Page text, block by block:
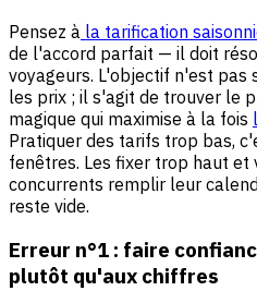
Pensez à la tarification
de l'accord parfait — il doit
voyageurs. L'objectif n'est
les prix ; il s'agit de trouver le
magique qui maximise à la fois
Pratiquer des tarifs trop bas,
fenêtres. Les fixer trop haut et
concurrents remplir leur
reste vide.
Erreur n°1 : faire
plutôt qu'aux chiffres